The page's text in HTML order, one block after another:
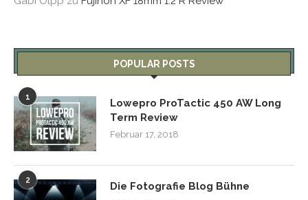
POPULAR POSTS
1
Lowepro ProTactic 450 AW Long
Term Review
Februar 17, 2018
2 Die Fotografie Blog Bühne